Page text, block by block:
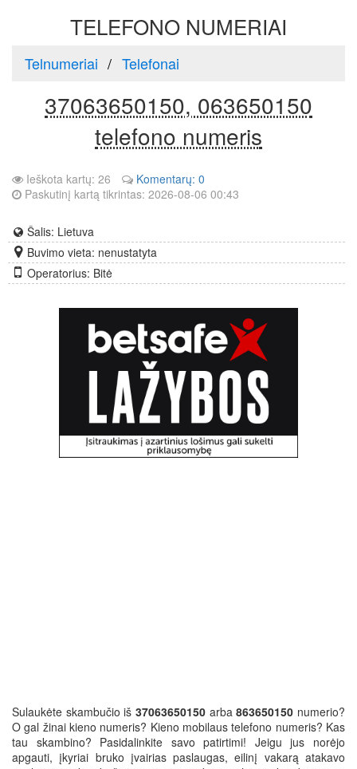
TELEFONO NUMERIAI
Telnumeriai Telefonai
37063650150, 063650150
telefono numeris
Ieškota kartų: 26
Komentarų: 0
Paskutinį kartą tikrintas: 2026-08-06 00:43
Šalis: Lietuva
Buvimo vieta: nenustatyta
Operatorius: Bitė
Sulaukėte skambučio iš 37063650150 arba863650150 numerio?
O gal žinai kieno numeris? Kieno mobilaus telefono numeris? Kas
tau skambino? Pasidalinkite savo patirtimi! Jeigu jus norėjo
apgauti, įkyriai bruko įvairias paslaugas, eilinį vakarą atakavo